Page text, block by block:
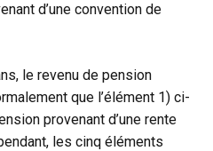
d’une convention de
le revenu de pension
que l’élément 1) ci-
provenant d’une rente
les cinq éléments